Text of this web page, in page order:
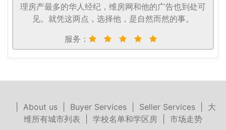
理房产最多的华人经纪，维房网和他的广告也到处可
见。就凭这两点，选择他，是自然而然的事。
服务：
About us| Buyer Services| Seller Services| 大
维所有城市列表
学校名单和学区房 市场走势